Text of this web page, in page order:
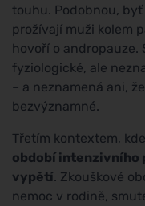
touhu. Podobnou,
prožívají muži kolem
hovoří o
fyziologické, ale
– a neznamená ani,
bezvýznamné.
Třetím kontextem,
období intenzivního
vypětí. Zkouškové
nemoc v rodině,